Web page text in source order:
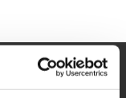
VEEL MEER!